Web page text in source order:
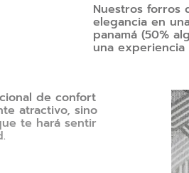
Nuestros forros
elegancia en
panamá (50%
una
de confort
atractivo, sino
te hará sentir